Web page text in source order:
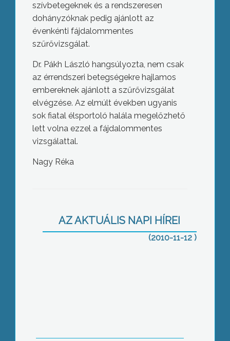
szívbetegeknek és a rendszeresen
dohányzóknak pedig ajánlott az
évenkénti fájdalommentes
szűrővizsgálat.
Dr. Pákh László hangsúlyozta, nem csak
az érrendszeri betegségekre hajlamos
embereknek ajánlott a szűrővizsgálat
elvégzése. Az elmúlt években ugyanis
sok fiatal élsportoló halála megelőzhető
lett volna ezzel a fájdalommentes
vizsgálattal.
Nagy Réka
AZ AKTUÁLIS NAPI HÍREI
(2010-11-12 )
képviselők az önkormányzati cégek,
illetve a Polgármesteri Hivatal
működésének átszervezéséről